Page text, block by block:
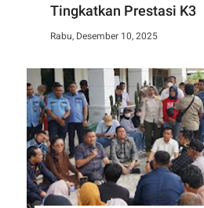
Tingkatkan Prestasi K3
Rabu, Desember 10, 2025